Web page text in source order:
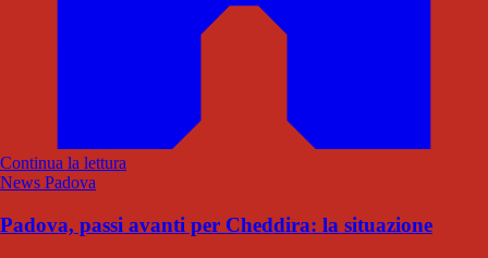
Continua la lettura
News Padova
Padova, passi avanti per Cheddira: la situazione